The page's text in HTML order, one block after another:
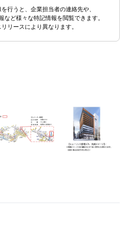
行うと、企業担当者の連絡先や、
など様々な特記情報を閲覧できます。
リースにより異なります。